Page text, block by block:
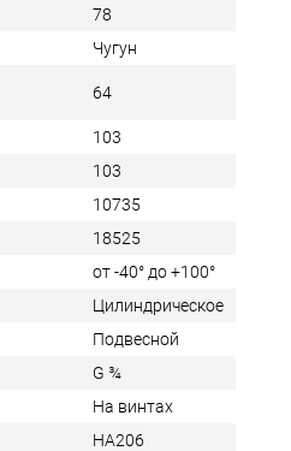
78
Чугун
64
103
103
10735
18525
от -40° до +100°
Цилиндрическое
Подвесной
G ¾
На винтах
HA206